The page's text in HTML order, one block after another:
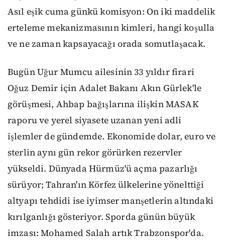
Asıl eşik cuma günkü komisyon: On iki maddelik
erteleme mekanizmasının kimleri, hangi koşulla
ve ne zaman kapsayacağı orada somutlaşacak.
Bugün Uğur Mumcu ailesinin 33 yıldır firari
Oğuz Demir için Adalet Bakanı Akın Gürlek'le
görüşmesi, Ahbap bağışlarına ilişkin MASAK
raporu ve yerel siyasete uzanan yeni adli
işlemler de gündemde. Ekonomide dolar, euro ve
sterlin aynı gün rekor görürken rezervler
yükseldi. Dünyada Hürmüz'ü açma pazarlığı
sürüyor; Tahran'ın Körfez ülkelerine yönelttiği
altyapı tehdidi ise iyimser manşetlerin altındaki
kırılganlığı gösteriyor. Sporda günün büyük
imzası: Mohamed Salah artık Trabzonspor'da.